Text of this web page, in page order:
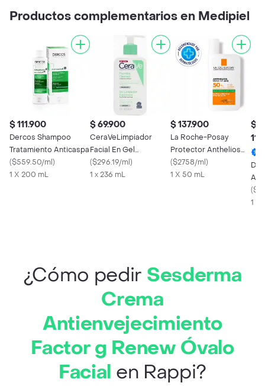
Productos complementarios en Medipiel
$ 111.900
Dercos Shampoo
Tratamiento Anticaspa
($559.50/ml)
1 X 200 mL
$ 69.900
CeraVeLimpiador
Facial En Gel
Hidratante Piel Normal
A Grasa
($296.19/ml)
1 x 236 mL
$ 137.900
La Roche-Posay
Protector Anthelios
FPS 50
($2758/ml)
1 X 50 mL
$
(
1 x
¿Cómo pedir Sesderma
Crema
Antienvejecimiento
Factor g Renew Óvalo
Facial en Rappi?